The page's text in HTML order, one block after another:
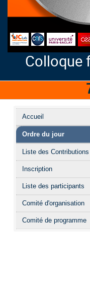
Colloque
Menu
de
l'événement
Accueil
Ordre du jour
Liste des Contributions
Inscription
Liste des participants
Comité d'organisation
Comité de programme